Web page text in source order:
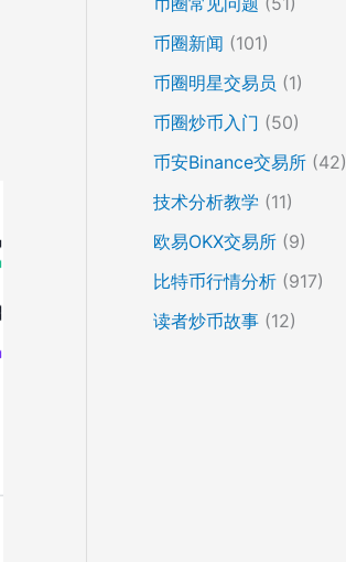
币圈新闻 (101)
币圈明星交易员 (1)
币圈炒币入门 (50)
币安Binance交易所 (42)
技术分析教学 (11)
欧易OKX交易所 (9)
比特币行情分析 (917)
读者炒币故事 (12)